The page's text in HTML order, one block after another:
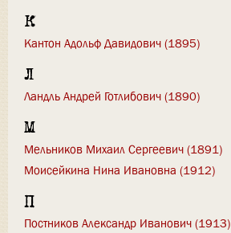
К
Кантон Адольф Давидович (1895)
Л
Ландль Андрей Готлибович (1890)
М
Мельников Михаил Сергеевич (1891)
Моисейкина Нина Ивановна (1912)
П
Постников Александр Иванович (1913)